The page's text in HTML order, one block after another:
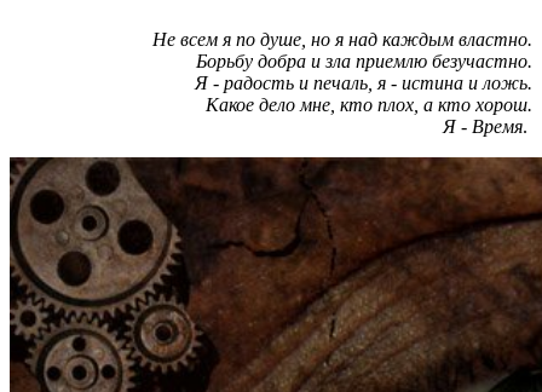
Не всем я по душе но я над каждым властно.
Борьбу добра и зла приемлю безучастно.
Я - радость и печаль я - истина и ложь.
Какое дело мне кто плох а кто хорош.
Я - Время.